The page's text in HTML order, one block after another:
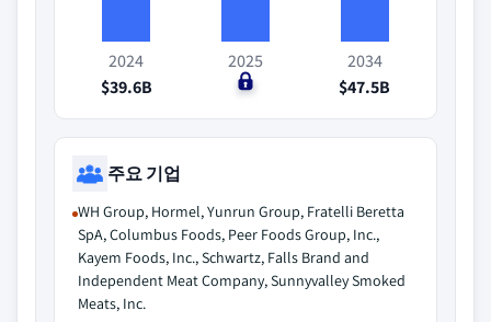
2024
$39.6B
2025
$0
2034
$47.5B
주요 기업
WH Group, Hormel, Yunrun Group, Fratelli Beretta
SpA, Columbus Foods, Peer Foods Group, Inc.,
Kayem Foods, Inc., Schwartz, Falls Brand and
Independent Meat Company, Sunnyvalley Smoked
Meats, Inc.